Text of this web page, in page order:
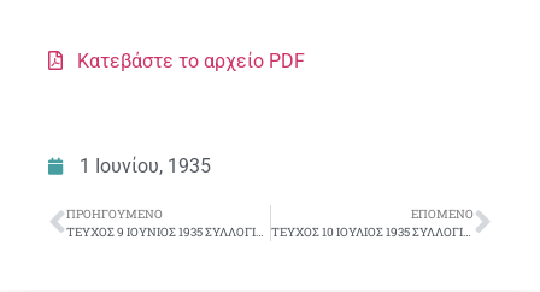
Κατεβάστε το αρχείο PDF
1 Ιουνίου, 1935
ΠΡΟΗΓΟΎΜΕΝΟ
ΤΕΥΧΟΣ 9 ΙΟΥΝΙΟΣ 1935 ΣΥΛΛΟΓΙΚΟ ΔΕΛΤΙΟ
ΕΠΌΜΕΝΟ
ΤΕΥΧΟΣ 10 ΙΟΥΛΙΟΣ 1935 ΣΥΛΛΟΓΙΚΟ ΔΕΛΤΙΟ